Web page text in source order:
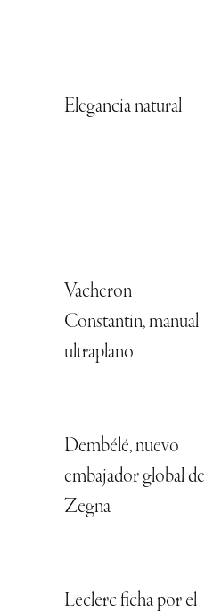
Elegancia natural
Vacheron
Constantin, manual
ultraplano
Dembélé, nuevo
embajador global de
Zegna
Leclerc ficha por el